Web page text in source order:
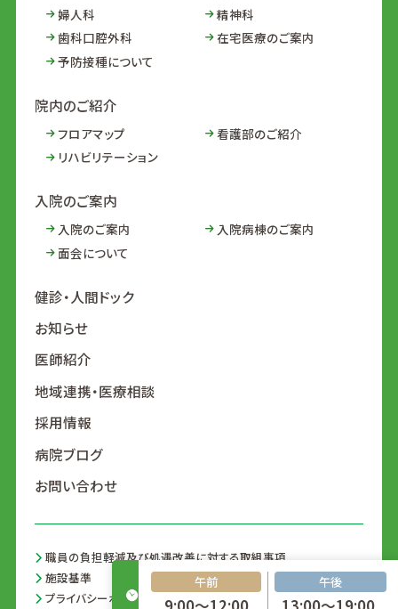
午前 午後
婦人科
精神科
歯科口腔外科
在宅医療のご案内
予防接種について
院内のご紹介
フロアマップ
看護部のご紹介
リハビリテーション
入院のご案内
入院のご案内
入院病棟のご案内
面会について
健診・人間ドック
お知らせ
医師紹介
地域連携・医療相談
採用情報
病院ブログ
お問い合わせ
職員の負担軽減及び処遇改善に対する取組事項
施設基準
プライバシーポリシー